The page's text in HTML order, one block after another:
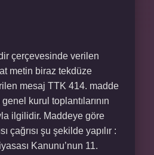
çerçevesinde verilen
metin biraz tekdüze
mesaj TTK 414. madde
kurul toplantılarının
ilgilidir. Maddeye göre
çağrısı şu şekilde yapılır :
Kanunu’nun 11.